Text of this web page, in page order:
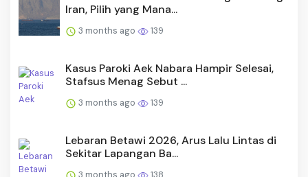
Iran, Pilih yang Mana...
3 months ago 139
Kasus Paroki Aek Nabara Hampir Selesai,
Stafsus Menag Sebut ...
3 months ago 139
Lebaran Betawi 2026, Arus Lalu Lintas di
Sekitar Lapangan Ba...